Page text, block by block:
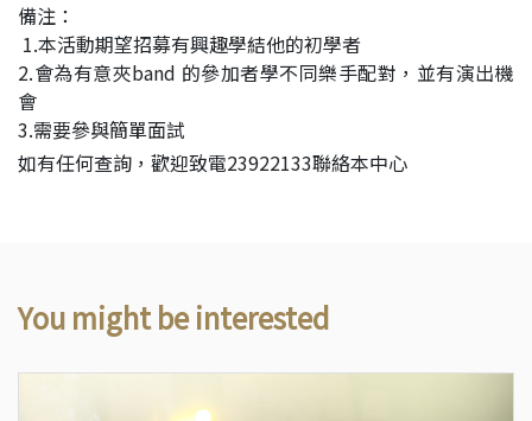
備注：
1.本活動期望招募有興趣學結他的初學者
2.會為有意夾band 的參加者學不同樂手配對，並有演出機
會
3.需要參與簡單面試
如有任何查詢，歡迎致電23922133聯絡本中心
You might be interested